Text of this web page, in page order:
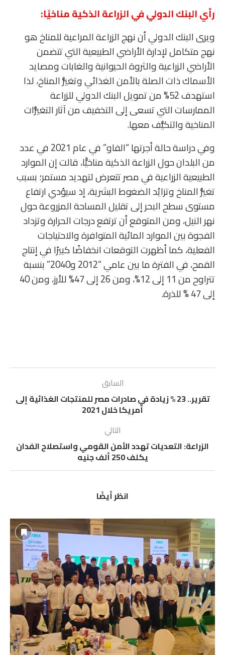
رأي البنك الدولي في الزراعة الذكية مناخيًا:
ويرى البنك الدولي أن نهج الزراعة المراعية للمناخ هو
نهج متكامل لإدارة الأراضي الطبيعية التي تتضمن
الأراضي الزراعية والثروة الحيوانية والغابات ومصايد
الأسماك ذات الصلة بالأمن الغذائي وتغيُّر المناخ، لذا
استهدف 52% من تمويل البنك الدولي للزراعة
الممارسات التي تسعى إلى التخفيف من آثار التغيُّرات
المناخية والتكيُّف معها.
وفي دراسة حالة أجرتها “الفاو” في عام 2021 في عدد
من البلدان حول الزراعة الذكية مناخيًّا، قالت إن الموارد
الطبيعية الزراعية في مصر تتعرض لتهديد مستمر؛ بسبب
تغيُّر المناخ وتزايُد الضغوط البشرية، إذ سيؤدي ارتفاع
مستوى سطح البحر إلى تقليل المساحة المزروعة حول
نهر النيل، ومن المتوقع أن ترتفع درجات الحرارة وتزداد
الفجوة بين الموارد المائية المتوافرة والاحتياجات
الفعلية، كما أظهرت التوقعات انخفاضًا كبيرًا في إنتاج
القمح، في الفترة ما بين عامي “2012 و2040” بنسبة
تتراوح من 11 إلى 12%، ومن 26 إلى 47% للأرز، ومن 40
إلى 47 % للذرة.
السابق
تقرير.. 23 % زيادة في صادرات مصر للمنتجات الغذائية إلى
أمريكا خلال 2021
التالي
الزراعة: التعديات تهدد الأمن القومي واستصلاح الفدان
يكلف 250 ألف جنيه
انظر أيضًا